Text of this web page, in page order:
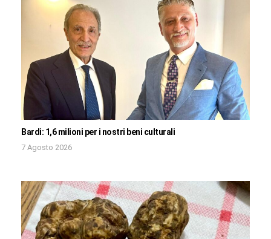
Bardi: 1,6 milioni per i nostri beni culturali
7 Agosto 2026